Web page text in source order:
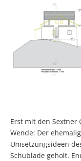
Erst mit den Sextner
Wende: Der
Umsetzungsideen
Schublade geholt.